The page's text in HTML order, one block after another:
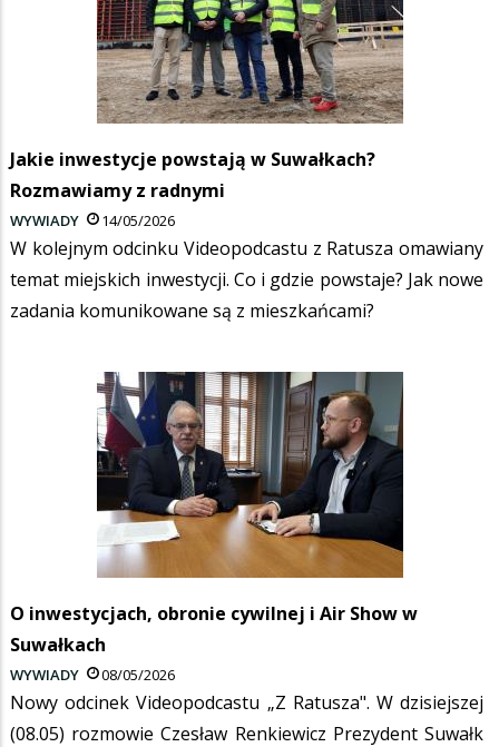
Jakie inwestycje powstają w Suwałkach?
Rozmawiamy z radnymi
WYWIADY 14/05/2026
W kolejnym odcinku Videopodcastu z Ratusza omawiany
temat miejskich inwestycji. Co i gdzie powstaje? Jak nowe
zadania komunikowane są z mieszkańcami?
O inwestycjach, obronie cywilnej i Air Show w
Suwałkach
WYWIADY 08/05/2026
Nowy odcinek Videopodcastu „Z Ratusza". W dzisiejszej
(08.05) rozmowie Czesław Renkiewicz Prezydent Suwałk